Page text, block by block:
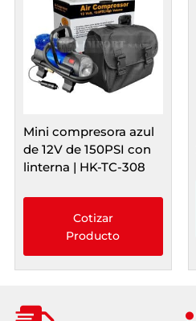
Mini compresora azul
de 12V de 150PSI con
linterna | HK-TC-308
Cotizar
Producto